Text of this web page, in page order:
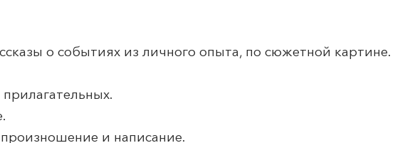
о событиях из личного опыта, по сюжетной картине.
произношение и написание.